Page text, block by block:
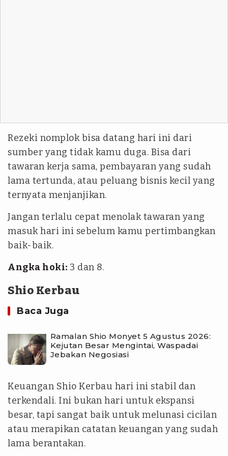
Rezeki nomplok bisa datang hari ini dari
sumber yang tidak kamu duga. Bisa dari
tawaran kerja sama, pembayaran yang sudah
lama tertunda, atau peluang bisnis kecil yang
ternyata menjanjikan.
Jangan terlalu cepat menolak tawaran yang
masuk hari ini sebelum kamu pertimbangkan
baik-baik.
Angka hoki:3 dan 8.
Shio Kerbau
Baca Juga
Ramalan Shio Monyet 5 Agustus 2026:
Kejutan Besar Mengintai, Waspadai
Jebakan Negosiasi
Keuangan Shio Kerbau hari ini stabil dan
terkendali. Ini bukan hari untuk ekspansi
besar, tapi sangat baik untuk melunasi cicilan
atau merapikan catatan keuangan yang sudah
lama berantakan.